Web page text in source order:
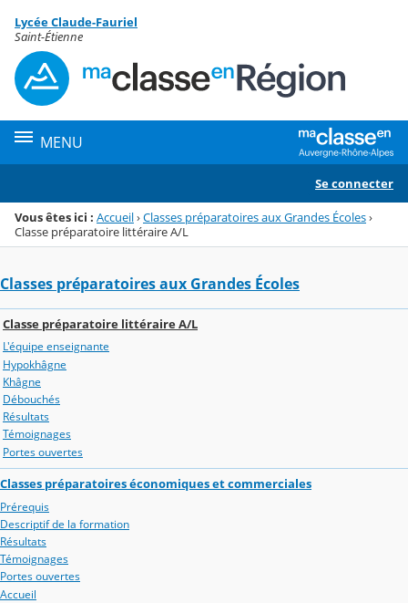
Menu de la rubrique
Contenu
Lycée Claude-Fauriel
Saint-Étienne
MENU
Se connecter
Vous êtes ici : Accueil›Classes préparatoires aux Grandes Écoles›
Classe préparatoire littéraire A/L
Classes préparatoires aux Grandes Écoles
Classe préparatoire littéraire A/L
L'équipe enseignante
Hypokhâgne
Khâgne
Débouchés
Résultats
Témoignages
Portes ouvertes
Classes préparatoires économiques et commerciales
Prérequis
Descriptif de la formation
Résultats
Témoignages
Portes ouvertes
Accueil